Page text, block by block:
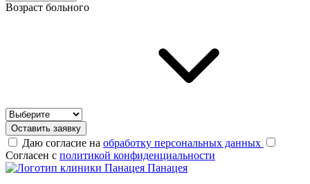
Возраст больного
Оставить заявку
Даю согласие на обработку персональных данных
Согласен с политикой конфиденциальности
Панацея